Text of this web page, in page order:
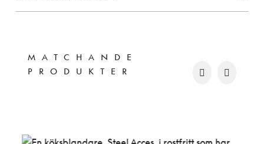
MATCHANDE
PRODUKTER